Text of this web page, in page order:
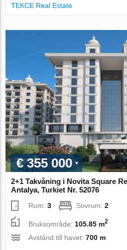
TEKCE Real Estate
€ 355 000
2+1 Takvåning i Novita Square
Antalya, Turkiet Nr. 52076
Rum:3 Sovrum:2
Bruksområde: 105.85 m2
Avstånd till havet:700 m